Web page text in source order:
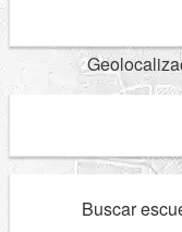
Buscar